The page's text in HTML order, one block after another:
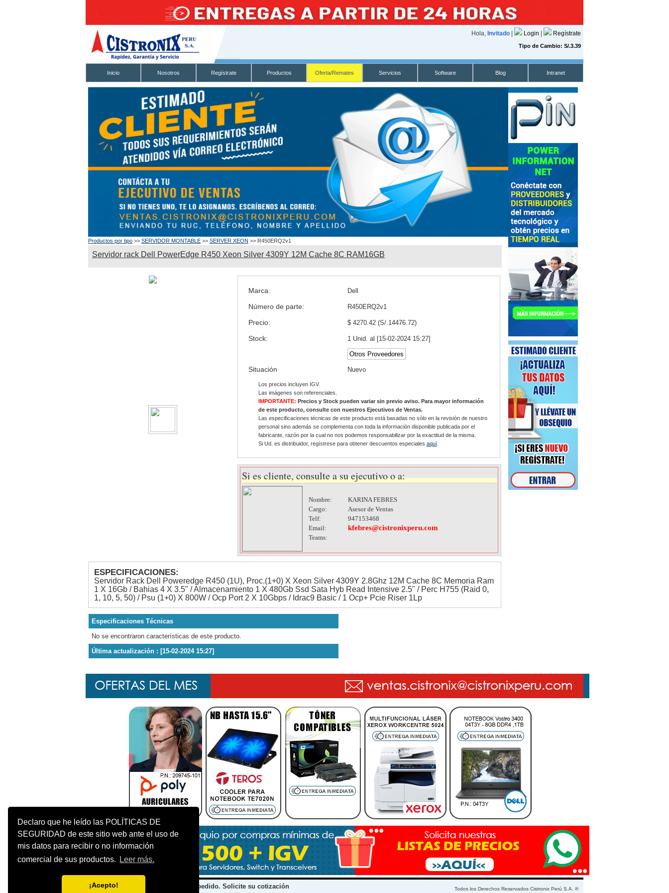
Declaro que he leído las POLÍTICAS DE
SEGURIDAD de este sitio web ante el uso de
mis datos para recibir o no información
comercial de sus productos.
Leer más.
¡Acepto!
Hola, Invitado Login Regístrate
Tipo de Cambio: S/.3.39
Inicio Nosotros Regístrate Productos Oferta/Remates Servicios Software Blog Intranet
Productos por tipo >> SERVIDOR MONTABLE >> SERVER XEON >> R450ERQ2v1
Servidor rack Dell PowerEdge R450 Xeon Silver 4309Y 12M Cache 8C RAM16GB
Marca: Dell
Número de parte: R450ERQ2v1
Precio: $ 4270.42 (S/.14476.72)
Stock: 1 Unid. al [15-02-2024 15:27]
Otros Proveedores
Situación Nuevo
Los precios incluyen IGV.
Las imágenes son referenciales.
IMPORTANTE: Precios y Stock pueden variar sin previo aviso. Para mayor información
de este producto, consulte con nuestros Ejecutivos de Ventas.
Las especificaciones técnicas de este producto está basadas no sólo en la revisión de nuestro
personal sino además se complementa con toda la información disponible publicada por el
fabricante, razón por la cual no nos podemos responsabilizar por la exactitud de la misma.
Si Ud. es distribuidor, regístrese para obtener descuentos especiales aquí.
Si es cliente, consulte a su ejecutivo o a:
Nombre:
KARINA FEBRES
Cargo:
Asesor de Ventas
Telf:
947153468
Email:
kfebres@cistronixperu.com
Teams:
ESPECIFICACIONES:
Servidor Rack Dell Poweredge R450 (1U), Proc.(1+0) X Xeon Silver 4309Y 2.8Ghz 12M Cache 8C Memoria Ram
1 X 16Gb / Bahias 4 X 3.5" / Almacenamiento 1 X 480Gb Ssd Sata Hyb Read Intensive 2.5" / Perc H755 (Raid 0,
1, 10, 5, 50) / Psu (1+0) X 800W / Ocp Port 2 X 10Gbps / Idrac9 Basic / 1 Ocp+ Pcie Riser 1Lp
Especificaciones Técnicas
No se encontraron características de este producto.
Última actualización : [15-02-2024 15:27]
Todos los Derechos Reservados Cistronix Perú S.A. ®
Se traen equipos y/o accesorios a pedido. Solicite su cotización